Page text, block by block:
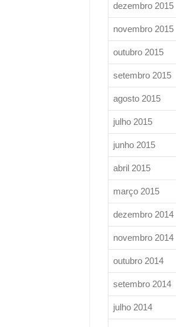
dezembro 2015
novembro 2015
outubro 2015
setembro 2015
agosto 2015
julho 2015
junho 2015
abril 2015
março 2015
dezembro 2014
novembro 2014
outubro 2014
setembro 2014
julho 2014